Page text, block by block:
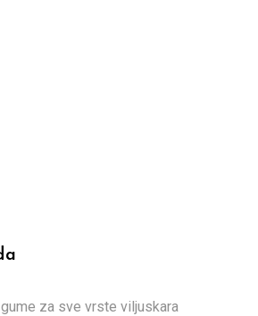
za sve vrste viljuskara